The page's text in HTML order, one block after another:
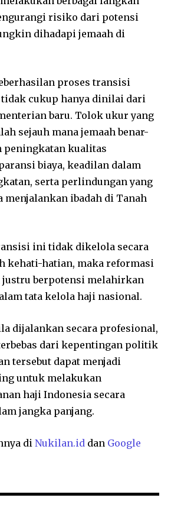
risiko dari potensi
dihadapi jemaah di
proses transisi
cukup hanya dinilai dari
baru. Tolok ukur yang
sejauh mana jemaah benar-
peningkatan kualitas
biaya, keadilan dalam
serta perlindungan yang
menjalankan ibadah di Tanah
ini tidak dikelola secara
kehati-hatian, maka reformasi
justru berpotensi melahirkan
tata kelola haji nasional.
dijalankan secara profesional,
dari kepentingan politik
tersebut dapat menjadi
untuk melakukan
haji Indonesia secara
jangka panjang.
di Nukilan.id dan Google